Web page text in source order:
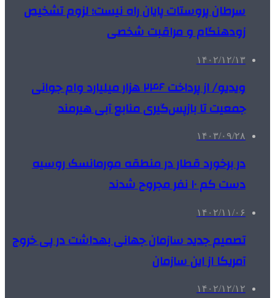
سرطان پروستات پایان راه نیست؛ لزوم تشخیص
زودهنگام و مراقبت شخصی
۱۴۰۲/۱۲/۱۳
ویدیو/ از پرداخت ۲۴۶ هزار میلیارد وام جوانی
جمعیت تا بازپس‌گیری منابع آبی هیرمند
۱۴۰۳/۰۹/۲۸
در برخورد قطار در منطقه مورمانسک روسیه
دست کم ۱۰ نفر مجروح شدند
۱۴۰۲/۱۱/۰۶
تصمیم جدید سازمان جهانی بهداشت در پی خروج
آمریکا از این سازمان
۱۴۰۲/۱۲/۱۲